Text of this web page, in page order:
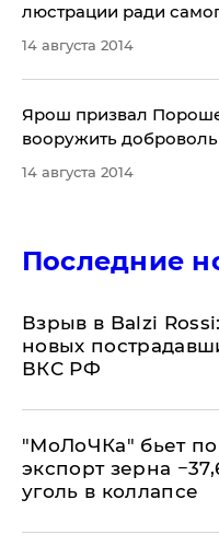
люстрации ради
14 августа 2014
Ярош призвал
вооружить
14 августа 2014
Последние
Взрыв в Balzi
новых
ВКС РФ
​"МоЛоЧКа" бьет
экспорт зерна
уголь в коллапсе